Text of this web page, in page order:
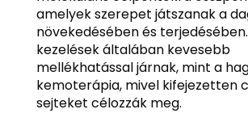
amelyek szerepet játszanak a
növekedésében és
kezelések általában kevesebb
mellékhatással járnak, mint a
kemoterápia, mivel kifejezetten
sejteket célozzák meg.